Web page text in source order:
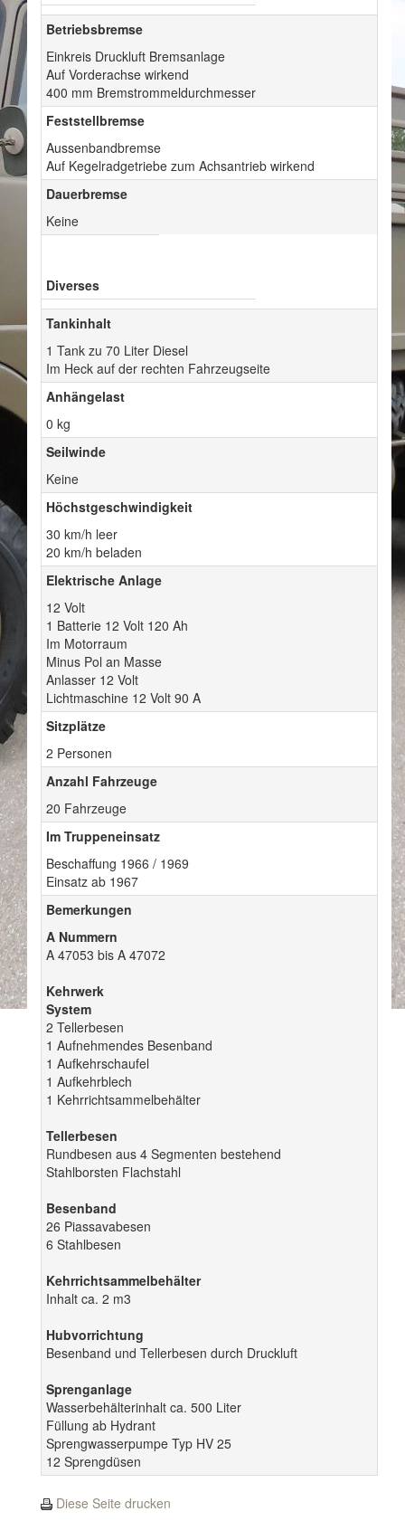
Betriebsbremse
Einkreis Druckluft Bremsanlage
Auf Vorderachse wirkend
400 mm Bremstrommeldurchmesser
Feststellbremse
Aussenbandbremse
Auf Kegelradgetriebe zum Achsantrieb wirkend
Dauerbremse
Keine
Diverses
Tankinhalt
1 Tank zu 70 Liter Diesel
Im Heck auf der rechten Fahrzeugseite
Anhängelast
0 kg
Seilwinde
Keine
Höchstgeschwindigkeit
30 km/h leer
20 km/h beladen
Elektrische Anlage
12 Volt
1 Batterie 12 Volt 120 Ah
Im Motorraum
Minus Pol an Masse
Anlasser 12 Volt
Lichtmaschine 12 Volt 90 A
Sitzplätze
2 Personen
Anzahl Fahrzeuge
20 Fahrzeuge
Im Truppeneinsatz
Beschaffung 1966 / 1969
Einsatz ab 1967
Bemerkungen
A Nummern
A 47053 bis A 47072
Kehrwerk
System
2 Tellerbesen
1 Aufnehmendes Besenband
1 Aufkehrschaufel
1 Aufkehrblech
1 Kehrrichtsammelbehälter
Tellerbesen
Rundbesen aus 4 Segmenten bestehend
Stahlborsten Flachstahl
Besenband
26 Piassavabesen
6 Stahlbesen
Kehrrichtsammelbehälter
Inhalt ca. 2 m3
Hubvorrichtung
Besenband und Tellerbesen durch Druckluft
Sprenganlage
Wasserbehälterinhalt ca. 500 Liter
Füllung ab Hydrant
Sprengwasserpumpe Typ HV 25
12 Sprengdüsen
Diese Seite drucken